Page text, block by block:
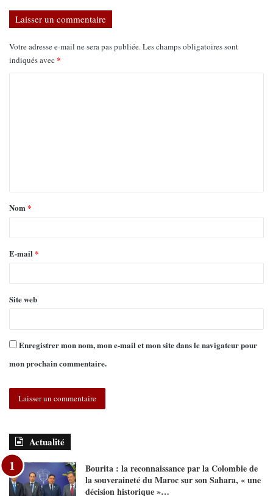
Laisser un commentaire
Votre adresse e-mail ne sera pas publiée.Les champs obligatoires sont
indiqués avec *
Nom*
E-mail *
Site web
Enregistrer mon nom, mon e-mail et mon site dans le navigateur pour
mon prochain commentaire.
Actualité
Bourita : la reconnaissance par la Colombie de
la souveraineté du Maroc sur son Sahara, « une
décision historique »…